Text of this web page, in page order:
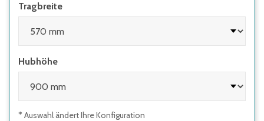
Lenk- und Lastrollen aus Polyurethan
Tragbreite
Hubhöhe
* Auswahl ändert Ihre Konfiguration